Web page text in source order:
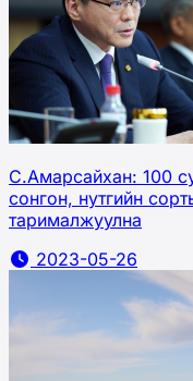
С.Амарсайхан: 100
сонгон, нутгийн
тарималжуулна
2023-05-26